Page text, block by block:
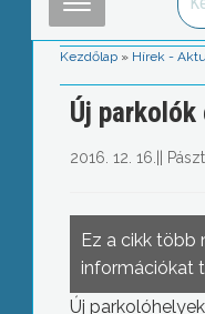
Kezdőlap » Hírek -
Új
2016. 12. 16.
Ez a cikk több
információkat
Új